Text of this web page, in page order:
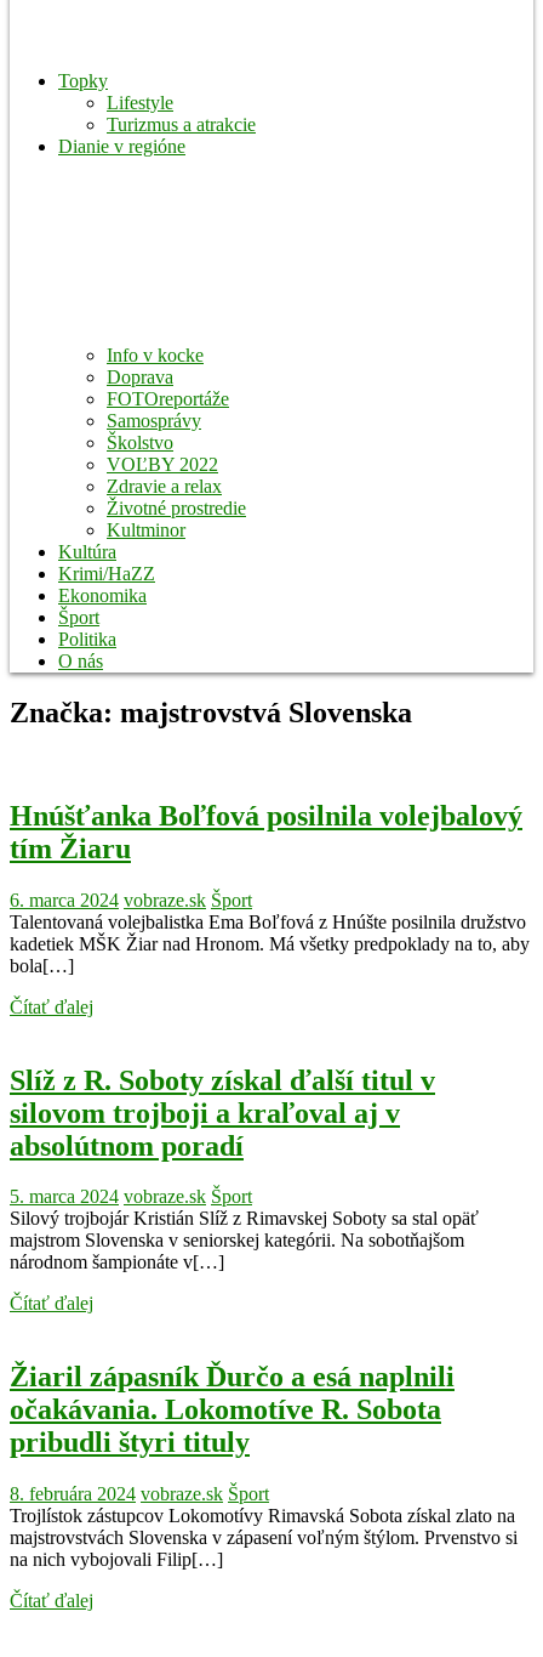
Topky
Lifestyle
Turizmus a atrakcie
Dianie v regióne
Info v kocke
Doprava
FOTOreportáže
Samosprávy
Školstvo
VOĽBY 2022
Zdravie a relax
Životné prostredie
Kultminor
Kultúra
Krimi/HaZZ
Ekonomika
Šport
Politika
O nás
Značka: majstrovstvá Slovenska
Hnúšťanka Boľfová posilnila volejbalový
tím Žiaru
6. marca 2024 vobraze.sk Šport
Talentovaná volejbalistka Ema Boľfová z Hnúšte posilnila družstvo
kadetiek MŠK Žiar nad Hronom. Má všetky predpoklady na to, aby
bola[…]
Čítať ďalej
Slíž z R. Soboty získal ďalší titul v
silovom trojboji a kraľoval aj v
absolútnom poradí
5. marca 2024 vobraze.sk Šport
Silový trojbojár Kristián Slíž z Rimavskej Soboty sa stal opäť
majstrom Slovenska v seniorskej kategórii. Na sobotňajšom
národnom šampionáte v[…]
Čítať ďalej
Žiaril zápasník Ďurčo a esá naplnili
očakávania. Lokomotíve R. Sobota
pribudli štyri tituly
8. februára 2024 vobraze.sk Šport
Trojlístok zástupcov Lokomotívy Rimavská Sobota získal zlato na
majstrovstvách Slovenska v zápasení voľným štýlom. Prvenstvo si
na nich vybojovali Filip[…]
Čítať ďalej